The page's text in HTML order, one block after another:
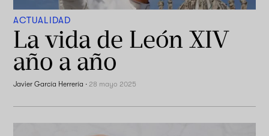
ACTUALIDAD
La vida de León XIV
año a año
Javier García Herrería ·28 mayo 2025